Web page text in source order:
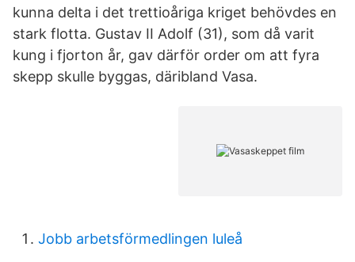
kunna delta i det trettioåriga kriget behövdes en
stark flotta. Gustav II Adolf (31), som då varit
kung i fjorton år, gav därför order om att fyra
skepp skulle byggas, däribland Vasa.
Jobb arbetsförmedlingen luleå